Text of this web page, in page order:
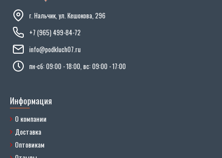
г. Нальчик, ул. Кешокова, 296
+7 (965) 499-84-72
info@podkluch07.ru
пн-сб: 09:00 - 18:00, вс: 09:00 - 17:00
Информация
О компании
Доставка
Оптовикам